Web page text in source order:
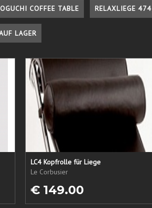
COFFEE TABLE RELAXLIEGE 474
LAGER
LC4 Kopfrolle für Liege
Le Corbusier
€ 149.00